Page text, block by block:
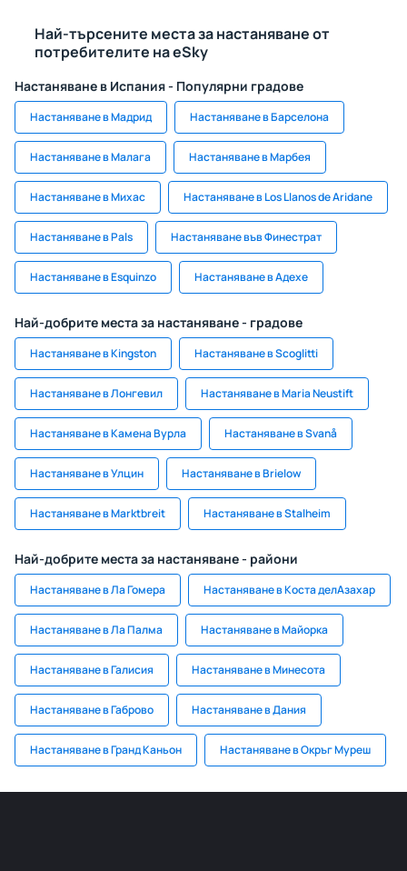
Най-търсените места за настаняване от
потребителите на eSky
Настаняване в Испания - Популярни градове
Настаняване в Мадрид Настаняване в Барселона
Настаняване в Малага Настаняване в Марбея
Настаняване в Михас Настаняване в Los Llanos de Aridane
Настаняване в Pals Настаняване във Финестрат
Настаняване в Esquinzo Настаняване в Адехе
Най-добрите места за настаняване - градове
Настаняване в Kingston Настаняване в Scoglitti
Настаняване в Лонгевил Настаняване в Maria Neustift
Настаняване в Камена Вурла Настаняване в Svanå
Настаняване в Улцин Настаняване в Brielow
Настаняване в Marktbreit Настаняване в Stalheim
Най-добрите места за настаняване - райони
Настаняване в Ла Гомера Настаняване в Коста делАзахар
Настаняване в Ла Палма Настаняване в Майорка
Настаняване в Галисия Настаняване в Минесота
Настаняване в Габрово Настаняване в Дания
Настаняване в Гранд Каньон Настаняване в Окръг Муреш